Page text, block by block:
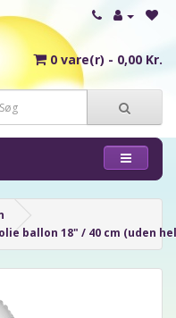
0 vare(r) - 0,00 Kr.
ballon 18" / 40 cm (uden